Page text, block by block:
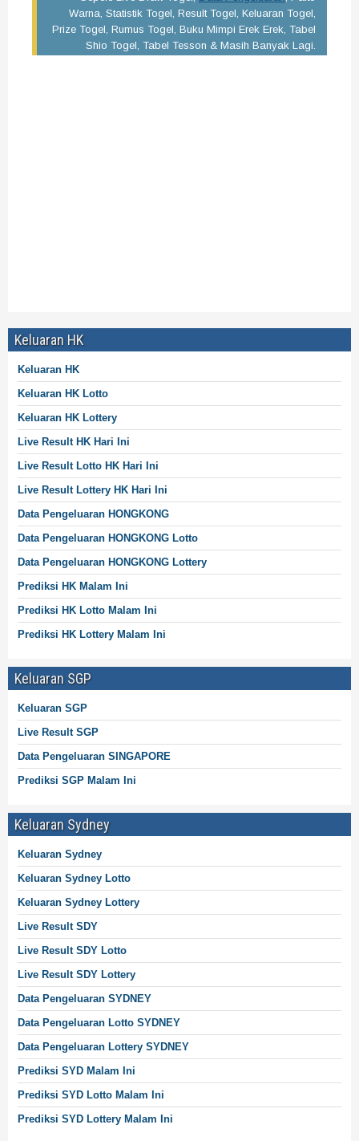
Warna, Statistik Togel, Result Togel, Keluaran Togel,
Prize Togel, Rumus Togel, Buku Mimpi Erek Erek, Tabel
Shio Togel, Tabel Tesson & Masih Banyak Lagi.
Keluaran HK
Keluaran HK
Keluaran HK Lotto
Keluaran HK Lottery
Live Result HK Hari Ini
Live Result Lotto HK Hari Ini
Live Result Lottery HK Hari Ini
Data Pengeluaran HONGKONG
Data Pengeluaran HONGKONG Lotto
Data Pengeluaran HONGKONG Lottery
Prediksi HK Malam Ini
Prediksi HK Lotto Malam Ini
Prediksi HK Lottery Malam Ini
Keluaran SGP
Keluaran SGP
Live Result SGP
Data Pengeluaran SINGAPORE
Prediksi SGP Malam Ini
Keluaran Sydney
Keluaran Sydney
Keluaran Sydney Lotto
Keluaran Sydney Lottery
Live Result SDY
Live Result SDY Lotto
Live Result SDY Lottery
Data Pengeluaran SYDNEY
Data Pengeluaran Lotto SYDNEY
Data Pengeluaran Lottery SYDNEY
Prediksi SYD Malam Ini
Prediksi SYD Lotto Malam Ini
Prediksi SYD Lottery Malam Ini